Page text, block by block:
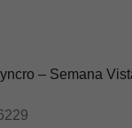
– Semana